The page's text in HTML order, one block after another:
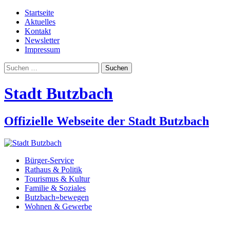
Startseite
Aktuelles
Kontakt
Newsletter
Impressum
Suchen
nach:
Stadt Butzbach
Offizielle Webseite der Stadt Butzbach
Bürger-Service
Rathaus & Politik
Tourismus & Kultur
Familie & Soziales
Butzbach»bewegen
Wohnen & Gewerbe